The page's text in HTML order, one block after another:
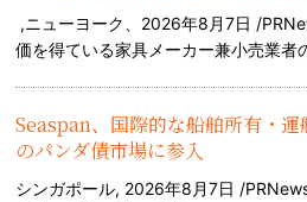
,ニューヨーク、2026年8月7日 /
価を得ている家具メーカー兼小売業者
Seaspan、国際的な船舶所有・
のパンダ債市場に参入
シンガポール, 2026年8月7日 /